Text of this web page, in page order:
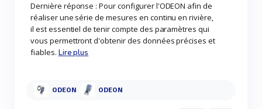
Dernière réponse : Pour configurer l'ODEON afin de
réaliser une série de mesures en continu en rivière,
il est essentiel de tenir compte des paramètres qui
vous permettront d'obtenir des données précises et
fiables. Lire plus
ODEON ODEON